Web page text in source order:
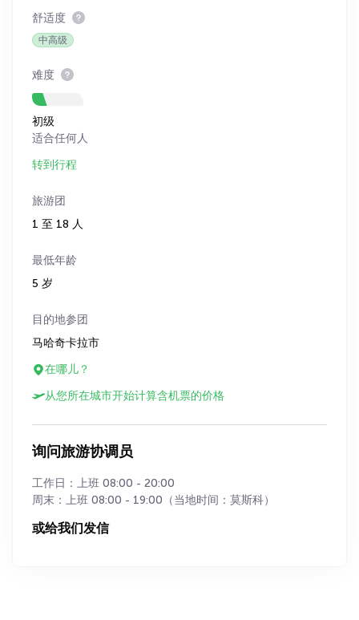
舒适度
中高级
难度
初级
适合任何人
转到行程
旅游团
1 至 18 人
最低年龄
5 岁
目的地参团
马哈奇卡拉市
在哪儿？
从您所在城市开始计算含机票的价格
询问旅游协调员
工作日：上班 08:00 - 20:00
周末：上班 08:00 - 19:00（当地时间：莫斯科）
或给我们发信